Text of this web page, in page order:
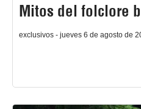
Mitos del folclore
exclusivos - jueves 6 de agosto de